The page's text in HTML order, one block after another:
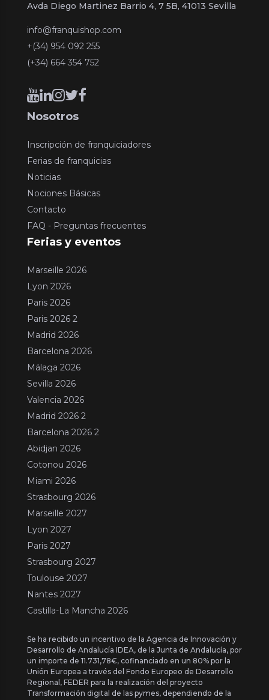
Avda Diego Martinez Barrio 4, 7 5B, 41013 Sevilla
info@franquishop.com
+(34) 954 092 255
(+34) 664 354 752
Nosotros
Inscripción de franquiciadores
Ferias de franquicias
Noticias
Nociones Básicas
Contacto
FAQ - Preguntas frecuentes
Ferias y eventos
Marseille 2026
Lyon 2026
Paris 2026
Paris 2026 2
Madrid 2026
Barcelona 2026
Málaga 2026
Sevilla 2026
Valencia 2026
Madrid 2026 2
Barcelona 2026 2
Abidjan 2026
Cotonou 2026
Miami 2026
Strasbourg 2026
Marseille 2027
Lyon 2027
Paris 2027
Strasbourg 2027
Toulouse 2027
Nantes 2027
Castilla-La Mancha 2026
Se ha recibido un incentivo de la Agencia de Innovación y
Desarrollo de Andalucía IDEA, de la Junta de Andalucía, por
un importe de 11.731,78€, cofinanciado en un 80% por la
Unión Europea a través del Fondo Europeo de Desarrollo
Regional, FEDER para la realización del proyecto
Transformación digital de las pymes, dependiendo de la